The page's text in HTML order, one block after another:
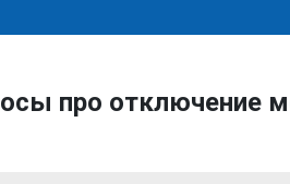
про отключение